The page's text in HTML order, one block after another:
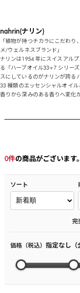
nahrin(ナリン)
「植物が持つチカラにこだわ
メ/ウェルネスブランド」
ナリンは1954 年にスイスアル
る「ハーブオイル33+7 シリー
スにしているのがナリンが誇る
33 種類のエッセンシャルオイ
香りから深みのある香りへ変化
0件の商品がございます。
ソート
完
価格（税込） 指定なし（